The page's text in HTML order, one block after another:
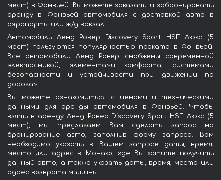
мест) в Фонвьей. Вы можете заказать и забронировать
аренду в Фонвьей автомобиля с доставкой авто в
аэропорты или ж/д вокзал.
Автомобиль Ленд Ровер Discovery Sport HSE Люкс (5
мест) пользуются популярностью проката в Фонвьей.
Все автомобили Ленд Ровер снабжены современной
электроникой, элементами комфорта, системами
безопасности и устойчивости при движении по
дорогам.
Вы можете ознакомиться с ценами и техническими
данными для аренды автомобиля в Фонвьей. Чтобы
взять в аренду Ленд Ровер Discovery Sport HSE Люкс (5
мест), мы предлагаем Вам сделать запрос на
бронирование авто, заполнив форму запроса. Вам
необходимо указать в Вашем запросе даты, время,
место или адрес в Монако, где Вы хотите получить
данный авто, а также указать даты, время, место или
адрес возврата машины.